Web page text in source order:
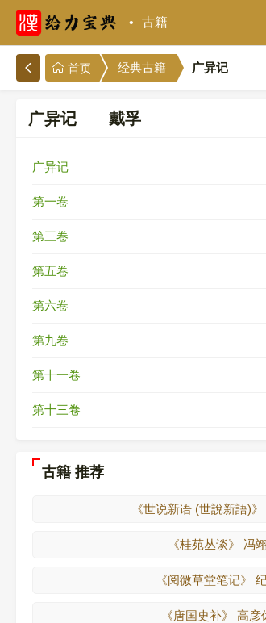
古籍
首页 经典古籍 广异记
广异记 戴孚
广异记
第一卷
第三卷
第五卷
第六卷
第九卷
第十一卷
第十三卷
古籍 推荐
《世说新语 (世說新語)
《桂苑丛谈》 冯翊
《阅微草堂笔记》
《唐国史补》 高彦